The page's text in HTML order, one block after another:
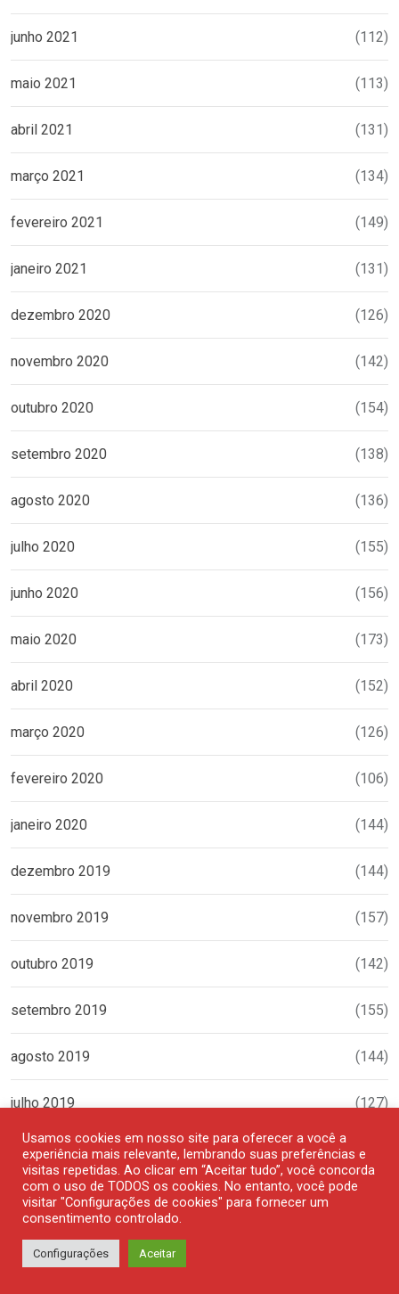
junho 2021 (112)
maio 2021 (113)
abril 2021 (131)
março 2021 (134)
fevereiro 2021 (149)
janeiro 2021 (131)
dezembro 2020 (126)
novembro 2020 (142)
outubro 2020 (154)
setembro 2020 (138)
agosto 2020 (136)
julho 2020 (155)
junho 2020 (156)
maio 2020 (173)
abril 2020 (152)
março 2020 (126)
fevereiro 2020 (106)
janeiro 2020 (144)
dezembro 2019 (144)
novembro 2019 (157)
outubro 2019 (142)
setembro 2019 (155)
agosto 2019 (144)
julho 2019 (127)
junho 2019 (113)
maio 2019 (180)
abril 2019
Usamos cookies em nosso site para oferecer a você a
experiência mais relevante, lembrando suas preferências e
visitas repetidas. Ao clicar em “Aceitar tudo”, você concorda
com o uso de TODOS os cookies. No entanto, você pode
visitar "Configurações de cookies" para fornecer um
consentimento controlado.
Configurações Aceitar